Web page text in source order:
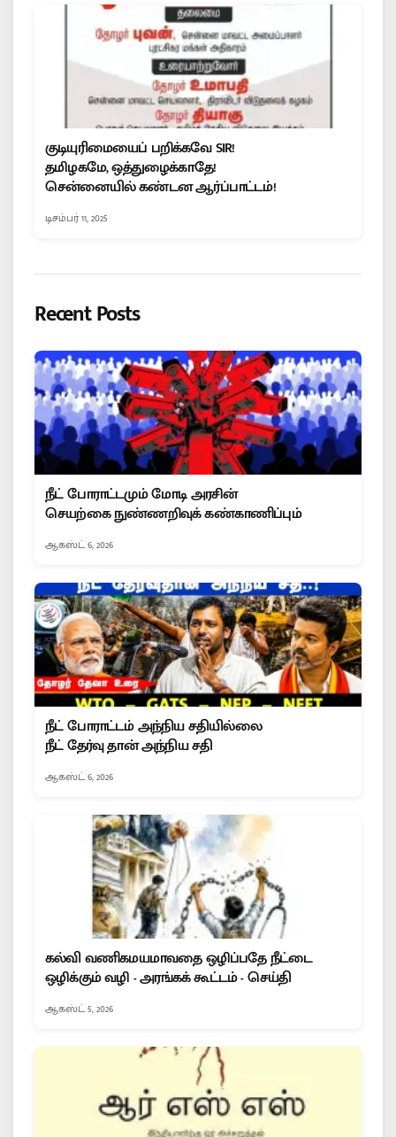
குடியுரிமையைப் பறிக்கவே SIR!
தமிழகமே, ஒத்துழைக்காதே!
சென்னையில் கண்டன ஆர்ப்பாட்டம்!
டிசம்பர் 11, 2025
Recent Posts
நீட் போராட்டமும் மோடி அரசின்
செயற்கை நுண்ணறிவுக் கண்காணிப்பும்
ஆகஸ்ட் 6, 2026
நீட் போராட்டம் அந்நிய சதியில்லை
நீட் தேர்வு தான் அந்நிய சதி
ஆகஸ்ட் 6, 2026
கல்வி வணிகமயமாவதை ஒழிப்பதே நீட்டை
ஒழிக்கும் வழி - அரங்கக் கூட்டம் - செய்தி
ஆகஸ்ட் 5, 2026